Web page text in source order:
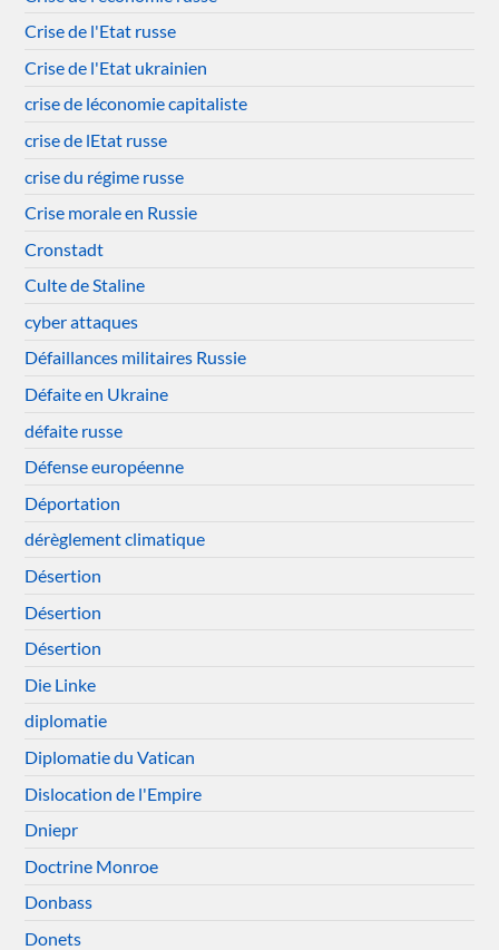
Crise de l'Etat russe
Crise de l'Etat ukrainien
crise de léconomie capitaliste
crise de lEtat russe
crise du régime russe
Crise morale en Russie
Cronstadt
Culte de Staline
cyber attaques
Défaillances militaires Russie
Défaite en Ukraine
défaite russe
Défense européenne
Déportation
dérèglement climatique
Désertion
Désertion
Désertion
Die Linke
diplomatie
Diplomatie du Vatican
Dislocation de l'Empire
Dniepr
Doctrine Monroe
Donbass
Donets